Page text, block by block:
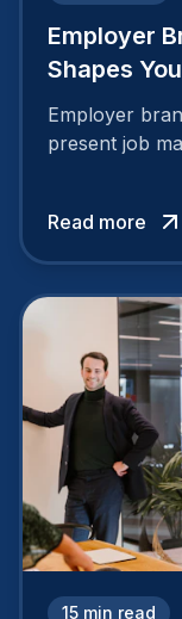
Employer
Shapes
Employer
present job
Read more
15 min read